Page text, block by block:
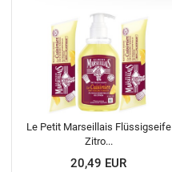
Le Petit Marseillais Flüssigseife
Zitro...
20,49 EUR